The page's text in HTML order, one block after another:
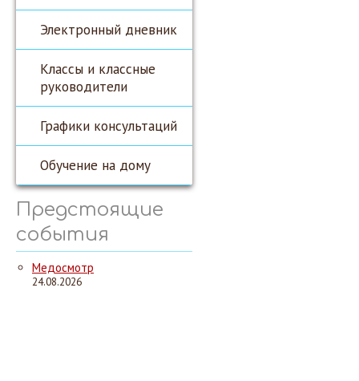
Электронный дневник
Классы и классные
руководители
Графики консультаций
Обучение на дому
Предстоящие
события
Медосмотр
24.08.2026